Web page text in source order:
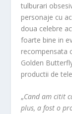
tulburari
personaje cu
doua celebre
foarte bine in
recompensata
Golden
productii de
„Cand am citit
plus, a fost o